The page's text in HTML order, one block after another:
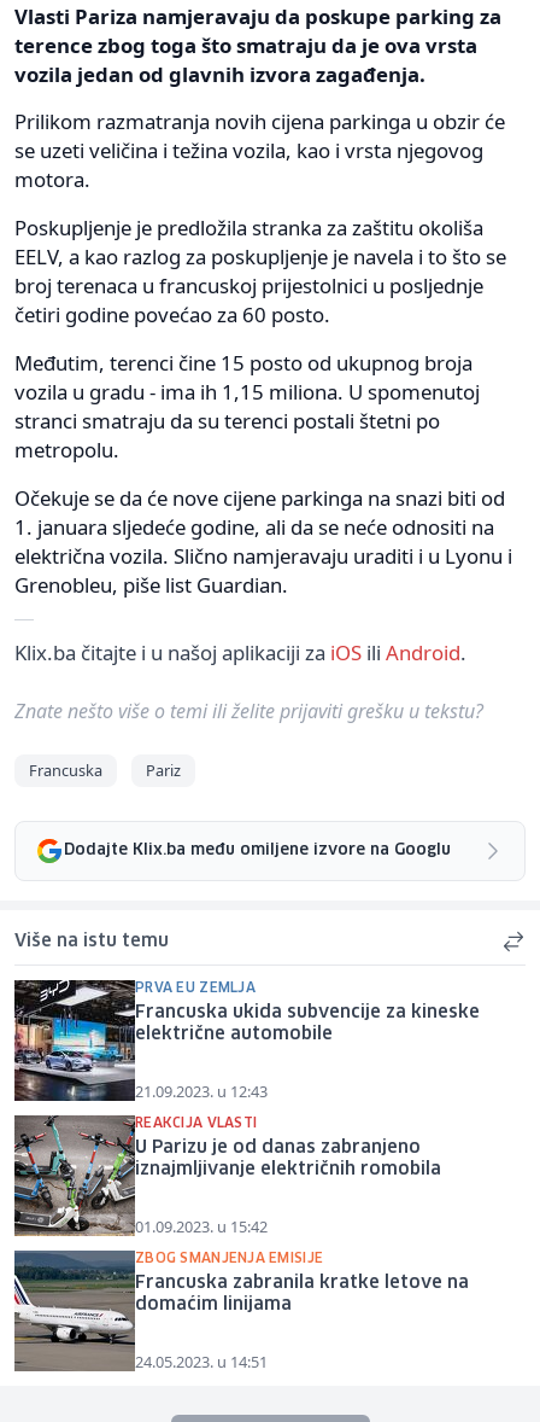
Vlasti Pariza namjeravaju da poskupe parking za
terence zbog toga što smatraju da je ova vrsta
vozila jedan od glavnih izvora zagađenja.
Prilikom razmatranja novih cijena parkinga u obzir će
se uzeti veličina i težina vozila, kao i vrsta njegovog
motora.
Poskupljenje je predložila stranka za zaštitu okoliša
EELV, a kao razlog za poskupljenje je navela i to što se
broj terenaca u francuskoj prijestolnici u posljednje
četiri godine povećao za 60 posto.
Međutim, terenci čine 15 posto od ukupnog broja
vozila u gradu - ima ih 1,15 miliona. U spomenutoj
stranci smatraju da su terenci postali štetni po
metropolu.
Očekuje se da će nove cijene parkinga na snazi biti od
1. januara sljedeće godine, ali da se neće odnositi na
električna vozila. Slično namjeravaju uraditi i u Lyonu i
Grenobleu, piše list Guardian.
Klix.ba čitajte i u našoj aplikaciji za iOS ili Android.
Znate nešto više o temi ili želite prijaviti grešku u tekstu?
Francuska Pariz
Dodajte Klix.ba među omiljene izvore na Googlu
Više na istu temu
PRVA EU ZEMLJA
Francuska ukida subvencije za kineske
električne automobile
21.09.2023. u 12:43
REAKCIJA VLASTI
U Parizu je od danas zabranjeno
iznajmljivanje električnih romobila
01.09.2023. u 15:42
ZBOG SMANJENJA EMISIJE
Francuska zabranila kratke letove na
domaćim linijama
24.05.2023. u 14:51